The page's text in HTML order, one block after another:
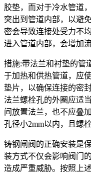
胶垫，而对于冷水管道
突出到管道内部，以避
密会导致连接处受力不
进入管道内部，会增加
措施:带法兰和衬垫的管
于加热和供热管道，应
垫片，以确保连接的密
法兰螺栓孔的外圈应适
间放置法兰，也不应叠
孔径小2mm以内，且螺
铸钢闸阀的正确安装是
装方式不仅会影响阀门
造成严重威胁。按照上